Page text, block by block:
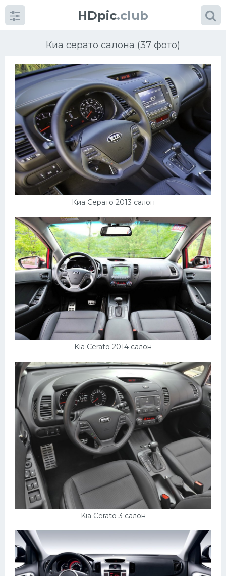
HDpic.club
Киа серато салона (37 фото)
Киа Серато 2013 салон
Kia Cerato 2014 салон
Kia Cerato 3 салон
Категории
Разное
Автомобили
Красивые фото машин
Ниссан
Пежо
Ауди
Гараж
Русские авто
Вольво
БМВ
Сузуки
Мерседес
Фольксваген
Лексус
Дэу
Скания
Форд
Черри
Хавал
Кавасаки
Инфинити